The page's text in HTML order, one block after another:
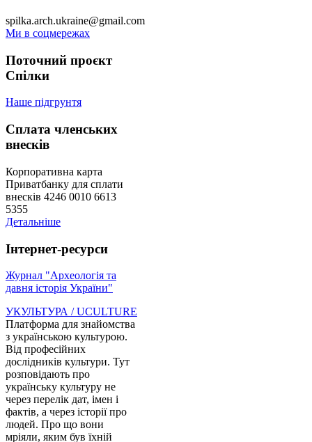
spilka.arch.ukraine@gmail.com
Ми в соцмережах
Поточний проєкт
Спілки
Наше підгрунтя
Сплата членських
внесків
Корпоративна карта
Приватбанку для сплати
внесків 4246 0010 6613
5355
Детальніше
Інтернет-ресурси
Журнал "Археологія та
давня історія України"
УКУЛЬТУРА / UCULTURE
Платформа для знайомства
з українською культурою.
Від професійних
дослідників культури. Тут
розповідають про
українську культуру не
через перелік дат, імен і
фактів, а через історії про
людей. Про що вони
мріяли, яким був їхній